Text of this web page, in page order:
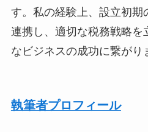
す。私の経験上、設立初期
連携し、適切な税務戦略を
なビジネスの成功に繋がり
執筆者プロフィール